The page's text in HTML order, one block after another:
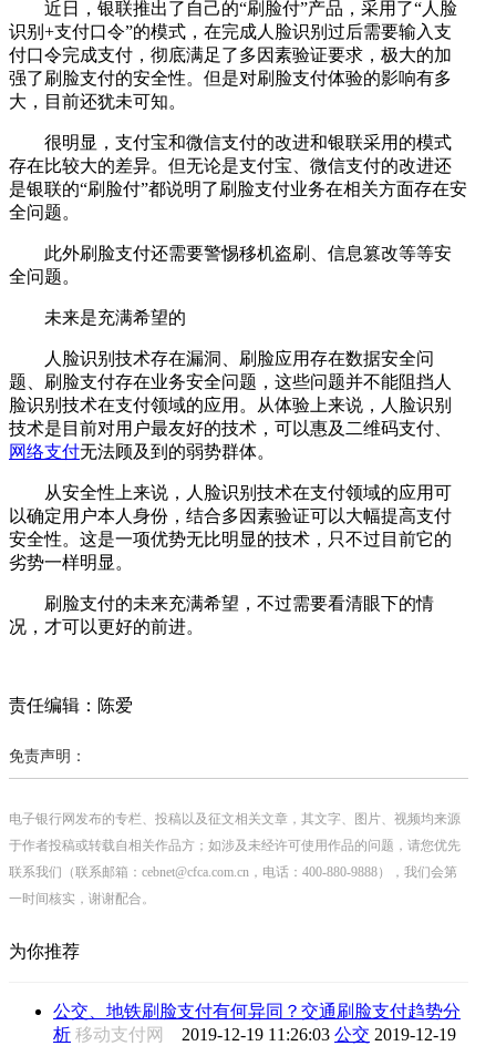
近日，银联推出了自己的“刷脸付”产品，采用了“人脸
识别+支付口令”的模式，在完成人脸识别过后需要输入支
付口令完成支付，彻底满足了多因素验证要求，极大的加
强了刷脸支付的安全性。但是对刷脸支付体验的影响有多
大，目前还犹未可知。
很明显，支付宝和微信支付的改进和银联采用的模式
存在比较大的差异。但无论是支付宝、微信支付的改进还
是银联的“刷脸付”都说明了刷脸支付业务在相关方面存在安
全问题。
此外刷脸支付还需要警惕移机盗刷、信息篡改等等安
全问题。
未来是充满希望的
人脸识别技术存在漏洞、刷脸应用存在数据安全问
题、刷脸支付存在业务安全问题，这些问题并不能阻挡人
脸识别技术在支付领域的应用。从体验上来说，人脸识别
技术是目前对用户最友好的技术，可以惠及二维码支付、
网络支付无法顾及到的弱势群体。
从安全性上来说，人脸识别技术在支付领域的应用可
以确定用户本人身份，结合多因素验证可以大幅提高支付
安全性。这是一项优势无比明显的技术，只不过目前它的
劣势一样明显。
刷脸支付的未来充满希望，不过需要看清眼下的情
况，才可以更好的前进。
责任编辑：陈爱
免责声明：
电子银行网发布的专栏、投稿以及征文相关文章，其文字、图片、视频均来源
于作者投稿或转载自相关作品方；如涉及未经许可使用作品的问题，请您优先
联系我们（联系邮箱：cebnet@cfca.com.cn，电话：400-880-9888），我们会第
一时间核实，谢谢配合。
为你推荐
公交、地铁刷脸支付有何异同？交通刷脸支付趋势分
析 移动支付网 2019-12-19 11:26:03 公交 2019-12-19